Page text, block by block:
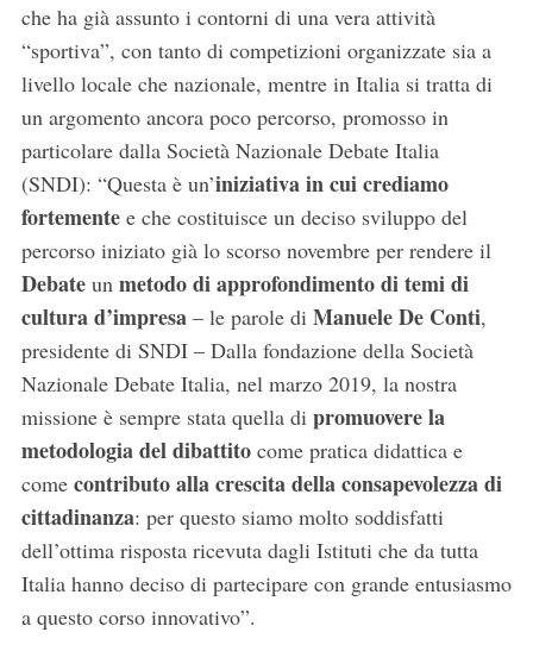
che ha già assunto i contorni di una vera attività
“sportiva”, con tanto di competizioni organizzate sia a
livello locale che nazionale, mentre in Italia si tratta di
un argomento ancora poco percorso, promosso in
particolare dalla Società Nazionale Debate Italia
(SNDI): “Questa è un’iniziativa in cui crediamo
fortemente e che costituisce un deciso sviluppo del
percorso iniziato già lo scorso novembre per rendere il
Debateun metodo di approfondimento di temi di
cultura d’impresa– le parole di Manuele De Conti,
presidente di SNDI – Dalla fondazione della Società
Nazionale Debate Italia, nel marzo 2019, la nostra
missione è sempre stata quella di promuovere la
metodologia del dibattitocome pratica didattica e
come contributo alla crescita della consapevolezza di
cittadinanza: per questo siamo molto soddisfatti
dell’ottima risposta ricevuta dagli Istituti che da tutta
Italia hanno deciso di partecipare con grande entusiasmo
a questo corso innovativo”.
e
a
r
c